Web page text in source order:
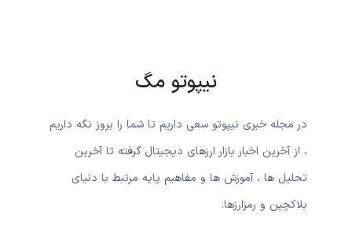
نیپوتو مگ
در مجله خبری نیپوتو سعی داریم تا شما را بروز نگه داریم
، از آخرین اخبار بازار ارزهای دیجیتال گرفته تا آخرین
تحلیل ها ، آموزش ها و مفاهیم پایه مرتبط با دنیای
بلاکچین و رمزارزها.